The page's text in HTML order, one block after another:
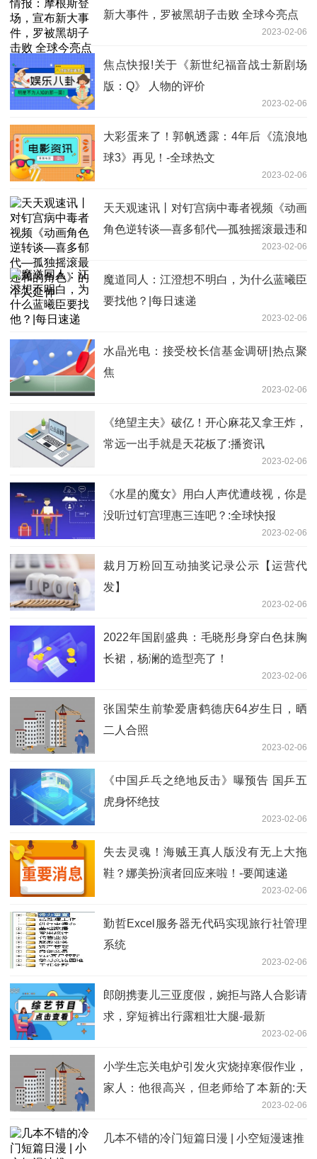
新大事件，罗被黑胡子击败 全球今亮点
2023-02-06
焦点快报!关于《新世纪福音战士新剧场
版：Q》 人物的评价
2023-02-06
大彩蛋来了！郭帆透露：4年后《流浪地
球3》再见！-全球热文
2023-02-06
天天观速讯丨对钉宫病中毒者视频《动画
角色逆转谈—喜多郁代—孤独摇滚最违和
2023-02-06
魔道同人：江澄想不明白，为什么蓝曦臣
要找他？|每日速递
2023-02-06
水晶光电：接受校长信基金调研|热点聚
焦
2023-02-06
《绝望主夫》破亿！开心麻花又拿王炸，
常远一出手就是天花板了:播资讯
2023-02-06
《水星的魔女》用白人声优遭歧视，你是
没听过钉宫理惠三连吧？:全球快报
2023-02-06
裁月万粉回互动抽奖记录公示【运营代
发】
2023-02-06
2022年国剧盛典：毛晓彤身穿白色抹胸
长裙，杨澜的造型亮了！
2023-02-06
张国荣生前挚爱唐鹤德庆64岁生日，晒
二人合照
2023-02-06
《中国乒乓之绝地反击》曝预告 国乒五
虎身怀绝技
2023-02-06
失去灵魂！海贼王真人版没有无上大拖
鞋？娜美扮演者回应来啦！-要闻速递
2023-02-06
勤哲Excel服务器无代码实现旅行社管理
系统
2023-02-06
郎朗携妻儿三亚度假，婉拒与路人合影请
求，穿短裤出行露粗壮大腿-最新
2023-02-06
小学生忘关电炉引发火灾烧掉寒假作业，
家人：他很高兴，但老师给了本新的:天
2023-02-06
几本不错的冷门短篇日漫 | 小空短漫速推